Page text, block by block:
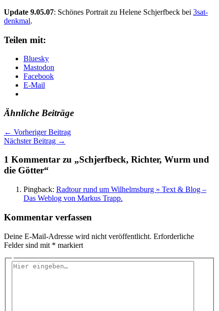
Update 9.05.07: Schönes Portrait zu Helene Schjerfbeck bei 3sat-
denkmal.
Teilen mit:
Bluesky
Mastodon
Facebook
E-Mail
Ähnliche Beiträge
← Vorheriger Beitrag
Nächster Beitrag →
1 Kommentar zu „Schjerfbeck, Richter, Wurm und
die Götter“
Pingback: Radtour rund um Wilhelmsburg » Text & Blog –
Das Weblog von Markus Trapp.
Kommentar verfassen
Deine E-Mail-Adresse wird nicht veröffentlicht. Erforderliche
Felder sind mit * markiert
Hier